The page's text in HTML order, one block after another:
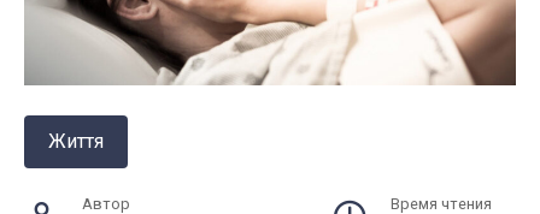
Життя
Автор Время чтения